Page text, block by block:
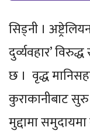
सिड्नी ।
दुर्व्यवहार’
छ । वृद्ध
कुराकानीबाट
मुद्दामा समुदायमा